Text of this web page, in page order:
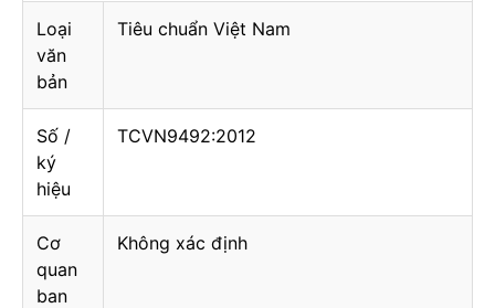
Loại
văn
bản
Tiêu chuẩn Việt Nam
Số /
ký
hiệu
TCVN9492:2012
Cơ
quan
ban
Không xác định